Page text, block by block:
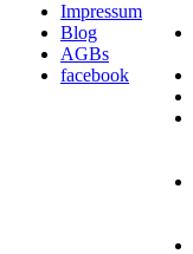
Impressum
Blog
AGBs
facebook